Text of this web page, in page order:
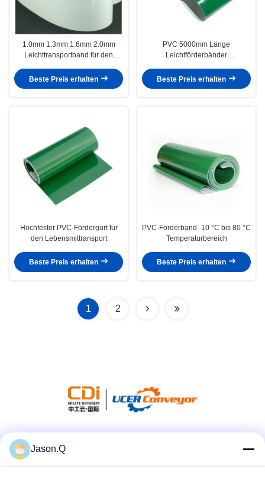
1.0mm 1.3mm 1.6mm 2.0mm
Leichttransportband für den
Zementindustrie
Beste Preis erhalten
PVC 5000mm Länge
Leichtförderbänder
Beste Preis erhalten
Hochfester PVC-Fördergurt für
den Lebensmittransport
Beste Preis erhalten
PVC-Förderband -10 °C bis 80 °C
Temperaturbereich
Beste Preis erhalten
1 2
Jason.Q